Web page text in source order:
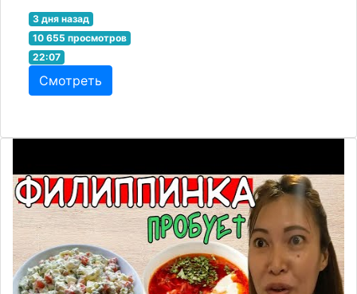
3 дня назад
10 655 просмотров
22:07
Смотреть